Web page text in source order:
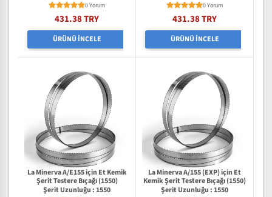
0 Yorum
431.38 TRY
ÜRÜNÜ İNCELE
0 Yorum
431.38 TRY
ÜRÜNÜ İNCELE
La Minerva A/E155 için Et Kemik
Şerit Testere Bıçağı (1550)
Şerit Uzunluğu : 1550
La Minerva A/155 (EXP) için Et
Kemik Şerit Testere Bıçağı (1550)
Şerit Uzunluğu : 1550